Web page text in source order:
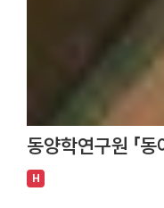
동양학연구원 「
H